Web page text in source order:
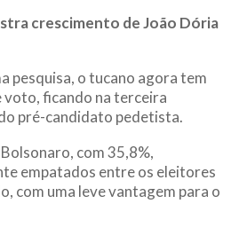
crescimento de João Dória
pesquisa, o tucano agora tem
voto, ficando na terceira
pré-candidato pedetista.
com 35,8%,
empatados entre os eleitores
com uma leve vantagem para o